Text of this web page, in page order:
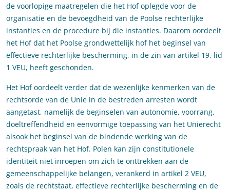
de voorlopige maatregelen die het Hof oplegde voor de
organisatie en de bevoegdheid van de Poolse rechterlijke
instanties en de procedure bij die instanties. Daarom oordeelt
het Hof dat het Poolse grondwettelijk hof het beginsel van
effectieve rechterlijke bescherming, in de zin van artikel 19, lid
1 VEU, heeft geschonden.
Het Hof oordeelt verder dat de wezenlijke kenmerken van de
rechtsorde van de Unie in de bestreden arresten wordt
aangetast, namelijk de beginselen van autonomie, voorrang,
doeltreffendheid en eenvormige toepassing van het Unierecht
alsook het beginsel van de bindende werking van de
rechtspraak van het Hof. Polen kan zijn constitutionele
identiteit niet inroepen om zich te onttrekken aan de
gemeenschappelijke belangen, verankerd in artikel 2 VEU,
zoals de rechtstaat, effectieve rechterlijke bescherming en de